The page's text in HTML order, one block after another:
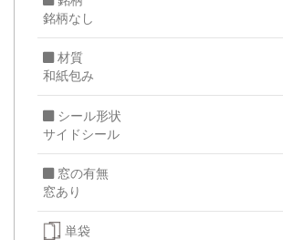
銘柄なし
材質
和紙包み
シール形状
サイドシール
窓の有無
窓あり
単袋